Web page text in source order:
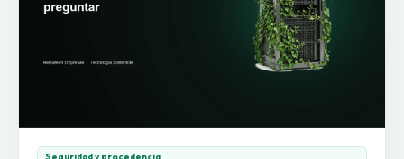
Seguridad y procedencia